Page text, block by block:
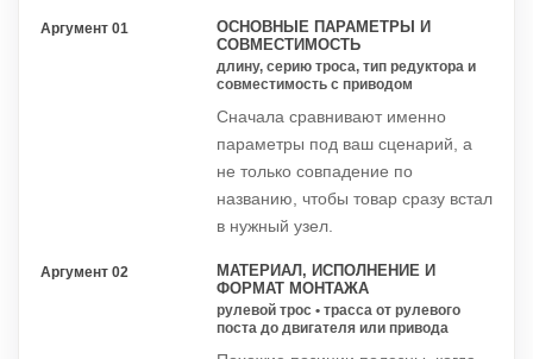
Аргумент 01
ОСНОВНЫЕ ПАРАМЕТРЫ И
СОВМЕСТИМОСТЬ
длину, серию троса, тип редуктора и
совместимость с приводом
Сначала сравнивают именно
параметры под ваш сценарий, а
не только совпадение по
названию, чтобы товар сразу встал
в нужный узел.
Аргумент 02
МАТЕРИАЛ, ИСПОЛНЕНИЕ И
ФОРМАТ МОНТАЖА
рулевой трос • трасса от рулевого
поста до двигателя или привода